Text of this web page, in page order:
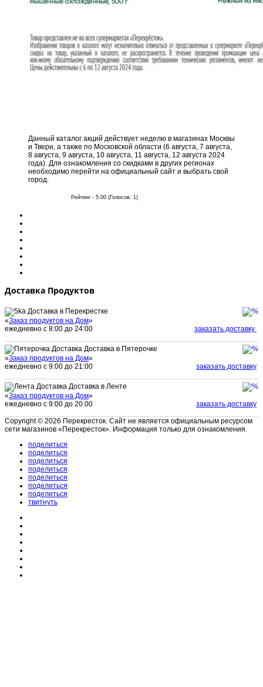
Данный каталог акций действует неделю в магазинах Москвы
и Твери, а также по Московской области (6 августа, 7 августа,
8 августа, 9 августа, 10 августа, 11 августа, 12 августа 2024
года). Для ознакомления со скидками в других регионах
необходимо перейти на официальный сайт и выбрать свой
город.
Рейтинг - 5.00 (Голосов: 1)
Доставка Продуктов
Доставка в Перекрестке
«Заказ продуктов на Дом»
ежедневно с 8:00 до 24:00
заказать доставку
Доставка в Пятерочке
«Заказ продуктов на Дом»
ежедневно с 9:00 до 21:00
заказать доставку
Доставка в Ленте
«Заказ продуктов на Дом»
ежедневно с 9:00 до 20:00
заказать доставку
Copyright © 2026 Перекресток. Сайт не является официальным ресурсом
сети магазинов «Перекресток». Информация только для ознакомления.
поделиться
поделиться
поделиться
поделиться
поделиться
поделиться
поделиться
твитнуть